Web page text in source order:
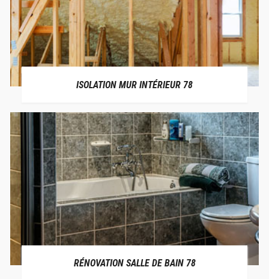
ISOLATION MUR INTÉRIEUR 78
RÉNOVATION SALLE DE BAIN 78